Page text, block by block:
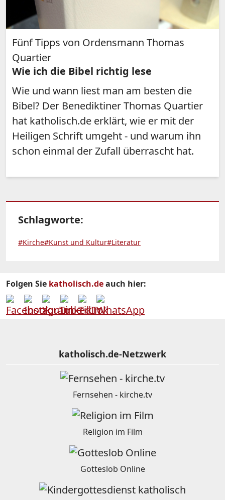
Fünf Tipps von Ordensmann Thomas
Quartier
Wie ich die Bibel richtig lese
Wie und wann liest man am besten die
Bibel? Der Benediktiner Thomas Quartier
hat katholisch.de erklärt, wie er mit der
Heiligen Schrift umgeht - und warum ihn
schon einmal der Zufall überrascht hat.
Schlagworte:
#Kirche#Kunst und Kultur#Literatur
Folgen Sie katholisch.deauch hier:
katholisch.de-Netzwerk
Fernsehen - kirche.tv
Religion im Film
Gotteslob Online